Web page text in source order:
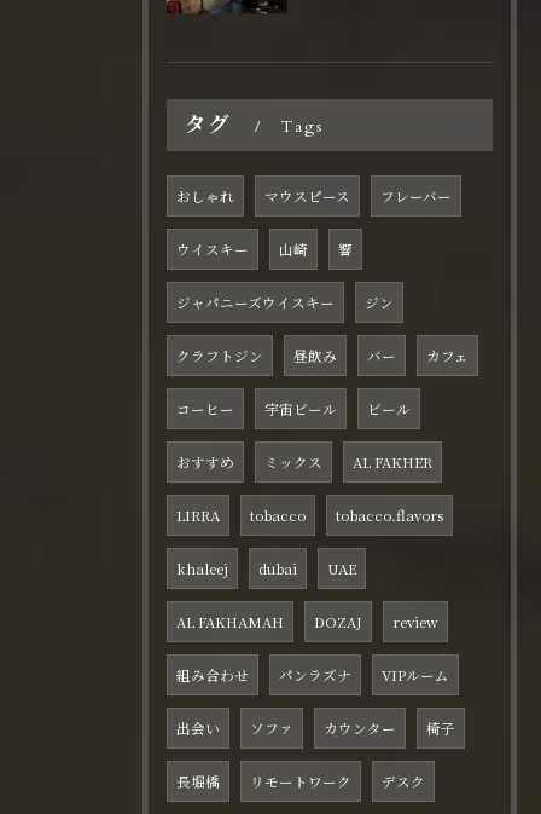
タグ Tags
おしゃれ マウスピース フレーバー
ウイスキー 山崎 響
ジャパニーズウイスキー ジン
クラフトジン 昼飲み バー カフェ
コーヒー 宇宙ビール ビール
おすすめ ミックス AL FAKHER
LIRRA tobacco tobacco.flavors
khaleej dubai UAE
AL FAKHAMAH DOZAJ review
組み合わせ パンラズナ VIPルーム
出会い ソファ カウンター 椅子
長堀橋 リモートワーク デスク